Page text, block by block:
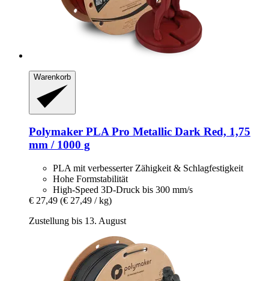
Warenkorb
Polymaker PLA Pro Metallic Dark Red, 1,75
mm / 1000 g
PLA mit verbesserter Zähigkeit & Schlagfestigkeit
Hohe Formstabilität
High-Speed 3D-Druck bis 300 mm/s
€ 27,49 (€ 27,49 / kg)
Zustellung bis 13. August